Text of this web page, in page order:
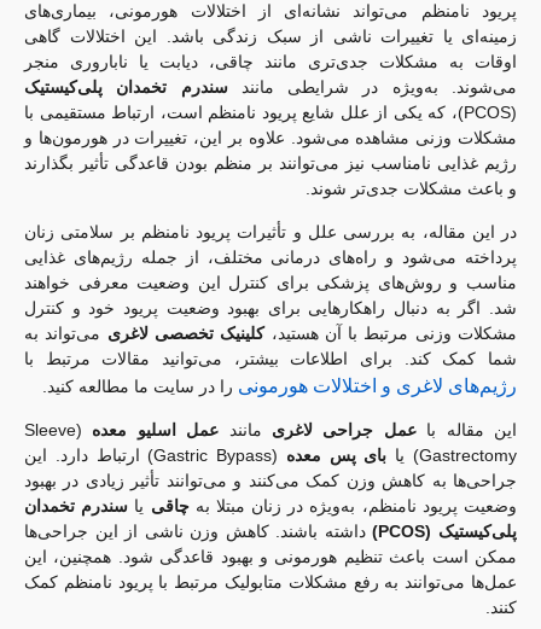
پریود نامنظم می‌تواند نشانه‌ای از اختلالات هورمونی، بیماری‌های
زمینه‌ای یا تغییرات ناشی از سبک زندگی باشد. این اختلالات گاهی
اوقات به مشکلات جدی‌تری مانند چاقی، دیابت یا ناباروری منجر
می‌شوند. به‌ویژه در شرایطی مانند
سندرم تخمدان پلی‌کیستیک
(PCOS)، که یکی از علل شایع پریود نامنظم است، ارتباط مستقیمی با
مشکلات وزنی مشاهده می‌شود. علاوه بر این، تغییرات در هورمون‌ها و
رژیم غذایی نامناسب نیز می‌توانند بر منظم بودن قاعدگی تأثیر بگذارند
و باعث مشکلات جدی‌تر شوند.
در این مقاله، به بررسی علل و تأثیرات پریود نامنظم بر سلامتی زنان
پرداخته می‌شود و راه‌های درمانی مختلف، از جمله رژیم‌های غذایی
مناسب و روش‌های پزشکی برای کنترل این وضعیت معرفی خواهند
شد. اگر به دنبال راهکارهایی برای بهبود وضعیت پریود خود و کنترل
مشکلات وزنی مرتبط با آن هستید،کلینیک تخصصی لاغریمی‌تواند به
شما کمک کند. برای اطلاعات بیشتر، می‌توانید مقالات مرتبط با
رژیم‌های لاغری و اختلالات هورمونیرا در سایت ما مطالعه کنید.
این مقاله با عمل جراحی لاغریمانند عمل اسلیو معده
(Sleeve
Gastrectomy) یا
بای پس معده
(Gastric Bypass) ارتباط دارد. این
جراحی‌ها به کاهش وزن کمک می‌کنند و می‌توانند تأثیر زیادی در بهبود
وضعیت پریود نامنظم، به‌ویژه در زنان مبتلا بهچاقییاسندرم تخمدان
پلی‌کیستیک (PCOS)
داشته باشند. کاهش وزن ناشی از این جراحی‌ها
ممکن است باعث تنظیم هورمونی و بهبود قاعدگی شود. همچنین، این
عمل‌ها می‌توانند به رفع مشکلات متابولیک مرتبط با پریود نامنظم کمک
کنند.